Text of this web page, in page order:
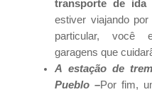
transporte de
estiver viajando
particular, você
garagens que
A estação de
Pueblo –Por fim,